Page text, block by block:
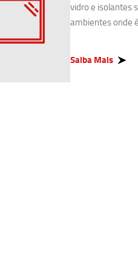
vidro e isolantes
ambientes onde
Saiba Mais